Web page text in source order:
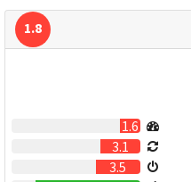
1.8
1.6
3.1
3.5